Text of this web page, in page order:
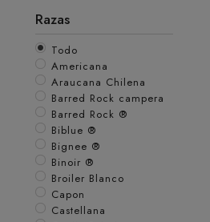
Razas
Todo
Americana
Araucana Chilena
Barred Rock campera
Barred Rock ®
Biblue ®
Bignee ®
Binoir ®
Broiler Blanco
Capon
Castellana